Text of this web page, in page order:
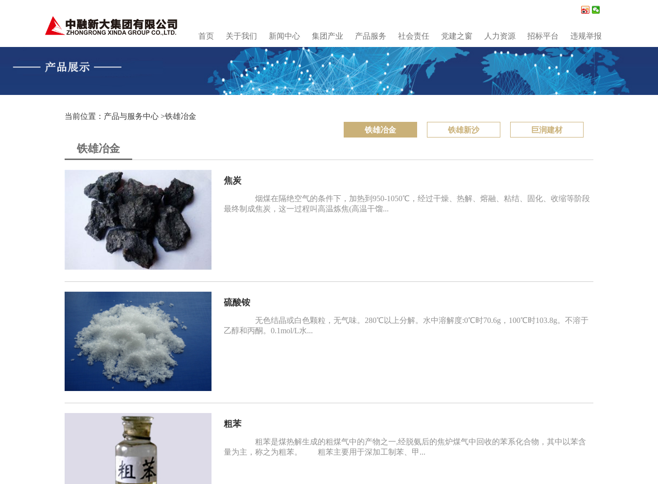
首页 关于我们 新闻中心 集团产业 产品服务 社会责任 党建之窗 人力资源 招标平台 违规举报
当前位置：产品与服务中心 >铁雄冶金
铁雄冶金
铁雄冶金 铁雄新沙 巨润建材
焦炭
烟煤在隔绝空气的条件下，加热到950-1050℃，经过干燥、热解、熔融、粘结、固化、收缩等阶段
最终制成焦炭，这一过程叫高温炼焦(高温干馏...
硫酸铵
无色结晶或白色颗粒，无气味。280℃以上分解。水中溶解度:0℃时70.6g，100℃时103.8g。不溶于
乙醇和丙酮。0.1mol/L水...
粗苯
粗苯是煤热解生成的粗煤气中的产物之一,经脱氨后的焦炉煤气中回收的苯系化合物，其中以苯含
量为主，称之为粗苯。 粗苯主要用于深加工制苯、甲...